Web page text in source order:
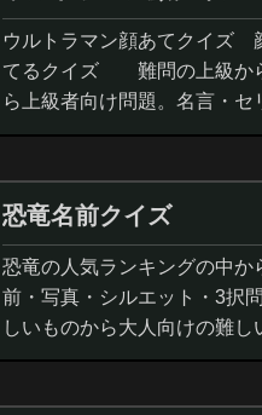
ウルトラマン顔あてクイズ
てるクイズ 難問の上級か
ら上級者向け問題。名言・
択問題まで。
恐竜名前クイズ
恐竜の人気ランキングの中
前・写真・シルエット・3択
しいものから大人向けの難
ノサウルス,スピノサウルス,